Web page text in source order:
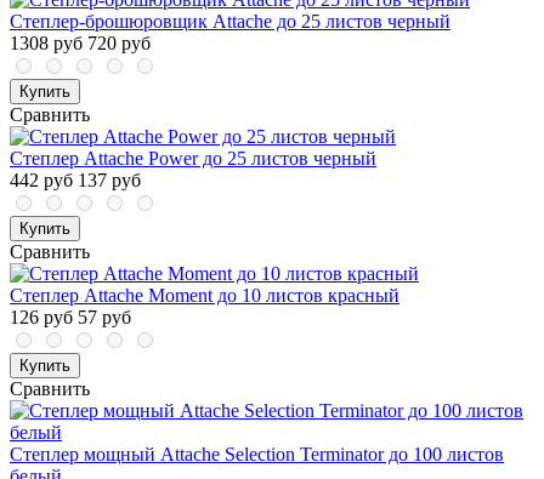
Степлер-брошюровщик Attache до 25 листов черный
1308 руб 720 руб
Купить
Сравнить
Степлер Attache Power до 25 листов черный
442 руб 137 руб
Купить
Сравнить
Степлер Attache Moment до 10 листов красный
126 руб 57 руб
Купить
Сравнить
Степлер мощный Attache Selection Terminator до 100 листов